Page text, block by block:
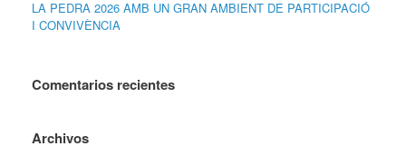
LA PEDRA 2026 AMB UN GRAN AMBIENT DE PARTICIPACIÓ
I CONVIVÈNCIA
Comentarios recientes
Archivos